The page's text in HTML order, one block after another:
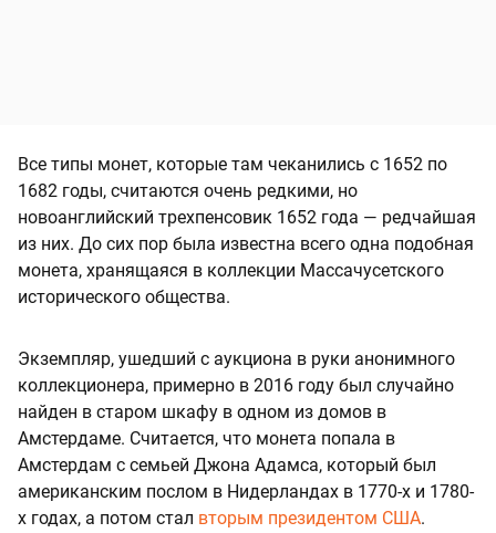
Все типы монет, которые там чеканились с 1652 по
1682 годы, считаются очень редкими, но
новоанглийский трехпенсовик 1652 года — редчайшая
из них. До сих пор была известна всего одна подобная
монета, хранящаяся в коллекции Массачусетского
исторического общества.
Экземпляр, ушедший с аукциона в руки анонимного
коллекционера, примерно в 2016 году был случайно
найден в старом шкафу в одном из домов в
Амстердаме. Считается, что монета попала в
Амстердам с семьей Джона Адамса, который был
американским послом в Нидерландах в 1770-х и 1780-
х годах, а потом стал вторым президентом США.